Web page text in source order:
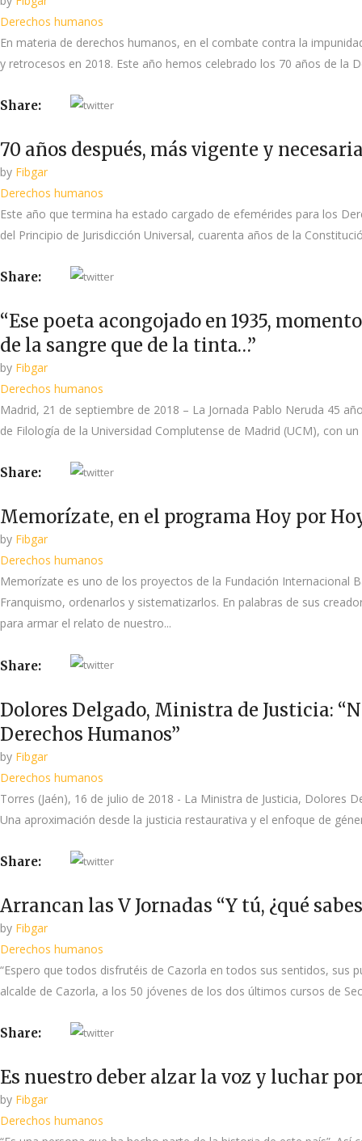
Derechos humanos
En materia de derechos humanos, en el combate contra la
y retrocesos en 2018. Este año hemos celebrado los 70 años de la
Share:
70 años después, más vigente y
by Fibgar
Derechos humanos
Este año que termina ha estado cargado de efemérides para los
del Principio de Jurisdicción Universal, cuarenta años de la
Share:
“Ese poeta acongojado en 1935,
de la sangre que de la tinta…”
by Fibgar
Derechos humanos
Madrid, 21 de septiembre de 2018 – La Jornada Pablo Neruda 45
de Filología de la Universidad Complutense de Madrid (UCM), con
Share:
Memorízate, en el programa Hoy por
by Fibgar
Derechos humanos
Memorízate es uno de los proyectos de la Fundación Internacional
Franquismo, ordenarlos y sistematizarlos. En palabras de sus
para armar el relato de nuestro...
Share:
Dolores Delgado, Ministra de Justicia:
Derechos Humanos”
by Fibgar
Derechos humanos
Torres (Jaén), 16 de julio de 2018 - La Ministra de Justicia, Dolores
Una aproximación desde la justicia restaurativa y el enfoque de
Share:
Arrancan las V Jornadas “Y tú, ¿qué
by Fibgar
Derechos humanos
“Espero que todos disfrutéis de Cazorla en todos sus sentidos, sus
alcalde de Cazorla, a los 50 jóvenes de los dos últimos cursos de
Share:
Es nuestro deber alzar la voz y luchar
by Fibgar
Derechos humanos